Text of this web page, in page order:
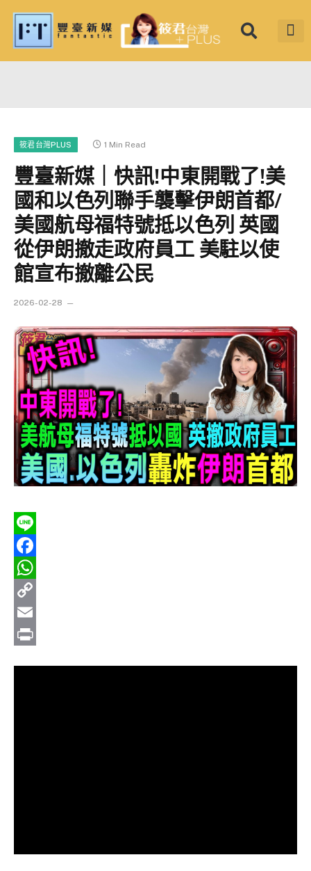
筱君台灣PLUS 1 Min Read
豐臺新媒｜快訊!中東開戰了!美
國和以色列聯手襲擊伊朗首都/
美國航母福特號抵以色列 英國
從伊朗撤走政府員工 美駐以使
館宣布撤離公民
2026-02-28
Line
Facebook
WhatsApp
Copy
Link
Email